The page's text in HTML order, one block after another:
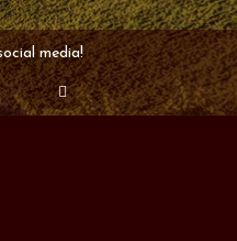
media!